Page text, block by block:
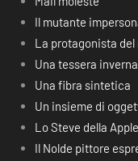
Il mutante
La protagonista del
Una tessera
Una fibra sintetica
Un insieme di
Lo Steve della Apple
Il Nolde pittore